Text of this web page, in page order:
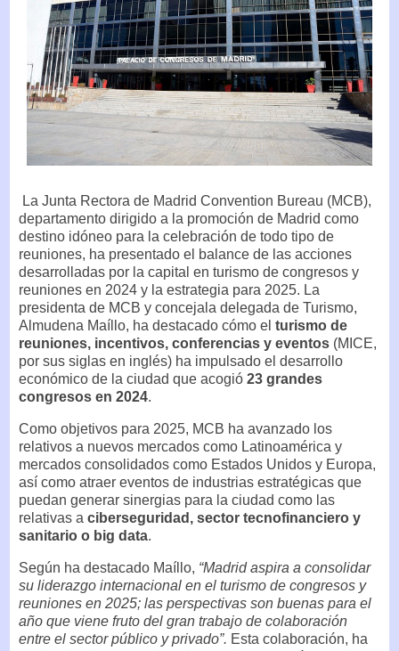
La Junta Rectora de Madrid Convention Bureau (MCB),
departamento dirigido a la promoción de Madrid como
destino idóneo para la celebración de todo tipo de
reuniones, ha presentado el balance de las acciones
desarrolladas por la capital en turismo de congresos y
reuniones en 2024 y la estrategia para 2025. La
presidenta de MCB y concejala delegada de Turismo,
Almudena Maíllo, ha destacado cómo el turismo de
reuniones, incentivos, conferencias y eventos (MICE,
por sus siglas en inglés) ha impulsado el desarrollo
económico de la ciudad que acogió 23 grandes
congresos en 2024.
Como objetivos para 2025, MCB ha avanzado los
relativos a nuevos mercados como Latinoamérica y
mercados consolidados como Estados Unidos y Europa,
así como atraer eventos de industrias estratégicas que
puedan generar sinergias para la ciudad como las
relativas a ciberseguridad, sector tecnofinanciero y
sanitario o big data.
Según ha destacado Maíllo, “Madrid aspira a consolidar
su liderazgo internacional en el turismo de congresos y
reuniones en 2025; las perspectivas son buenas para el
año que viene fruto del gran trabajo de colaboración
entre el sector público y privado”. Esta colaboración, ha